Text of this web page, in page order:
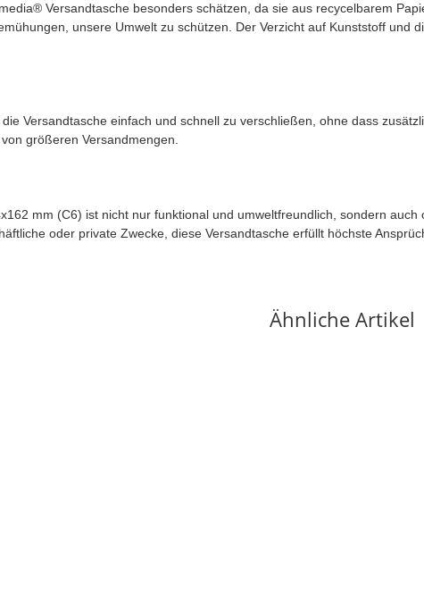
Versandtasche besonders schätzen, da sie aus recycelbarem
unsere Umwelt zu schützen. Der Verzicht auf Kunststoff
Versandtasche einfach und schnell zu verschließen, ohne dass
größeren Versandmengen.
mm (C6) ist nicht nur funktional und umweltfreundlich, sondern
oder private Zwecke, diese Versandtasche erfüllt höchste
Ähnliche Artikel